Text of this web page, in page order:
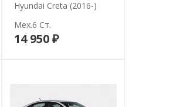
Hyundai Creta (2016-)
Мех.6 Ст.
14 950 ₽В корзину